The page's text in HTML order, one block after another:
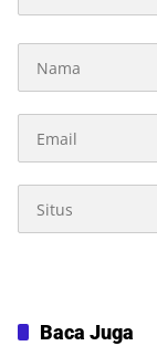
Baca Juga